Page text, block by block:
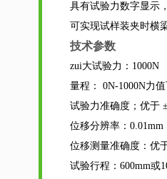
具有试验力数字显示
可实现试样装夹时横
技术参数
zui大试验力：1000N
量程： 0N-1000N力
试验力准确度；优于
位移分辨率：0.01mm
位移测量准确度：优
试验行程：600mm或